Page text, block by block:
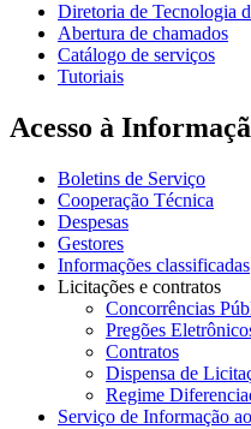
Diretoria de Tecnologia
Abertura de chamados
Catálogo de serviços
Tutoriais
Acesso à
Boletins de Serviço
Cooperação Técnica
Despesas
Gestores
Informações classificadas
Licitações e contratos
Concorrências
Pregões
Contratos
Dispensa de
Regime
Serviço de Informação